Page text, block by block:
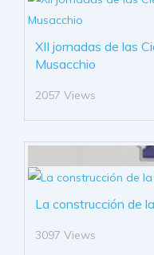
XII jornadas de las
Musacchio
2057 Views
La construcción de
3097 Views